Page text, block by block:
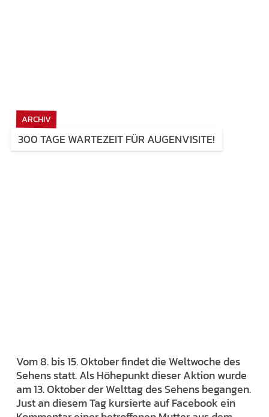
ARCHIV
300 TAGE WARTEZEIT FÜR AUGENVISITE!
Vom 8. bis 15. Oktober findet die Weltwoche des
Sehens statt. Als Höhepunkt dieser Aktion wurde
am 13. Oktober der Welttag des Sehens begangen.
Just an diesem Tag kursierte auf Facebook ein